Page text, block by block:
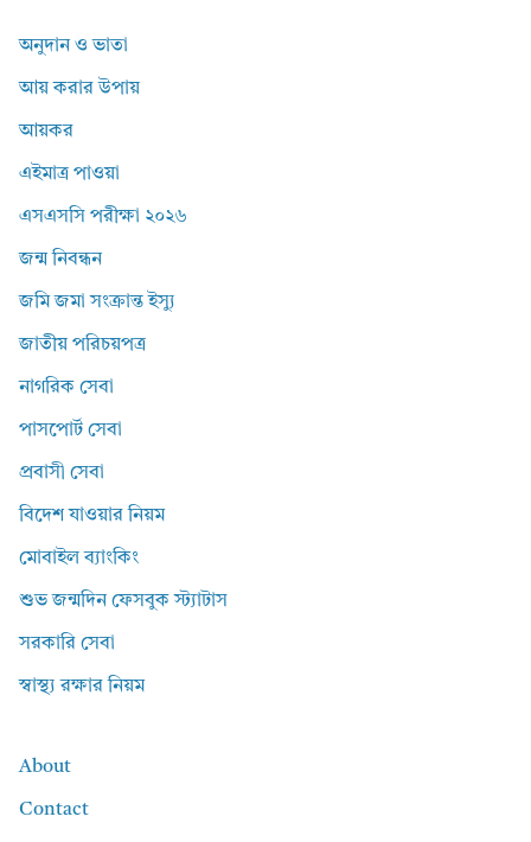
অনুদান ও ভাতা
আয় করার উপায়
আয়কর
এইমাত্র পাওয়া
এসএসসি পরীক্ষা ২০২৬
জন্ম নিবন্ধন
জমি জমা সংক্রান্ত ইস্যু
জাতীয় পরিচয়পত্র
নাগরিক সেবা
পাসপোর্ট সেবা
প্রবাসী সেবা
বিদেশ যাওয়ার নিয়ম
মোবাইল ব্যাংকিং
শুভ জন্মদিন ফেসবুক স্ট্যাটাস
সরকারি সেবা
স্বাস্থ্য রক্ষার নিয়ম
About
Contact